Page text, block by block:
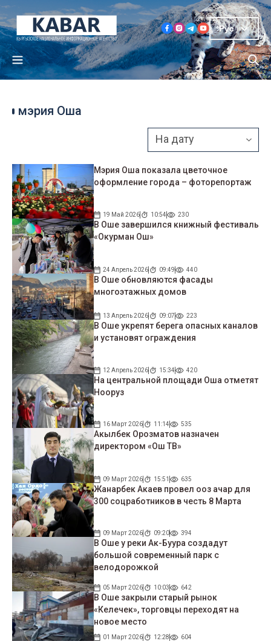
Рус
мэрия Оша
Мэрия Оша показала цветочное
оформление города – фоторепортаж
19 Май 2026 10:54 230
В Оше завершился книжный фестиваль
«Окурман Ош»
24 Апрель 2026 09:49 440
В Оше обновляются фасады
многоэтажных домов
13 Апрель 2026 09:07 223
В Оше укрепят берега опасных каналов
и установят ограждения
12 Апрель 2026 15:34 420
На центральной площади Оша отметят
Нооруз
16 Март 2026 11:14 535
Акылбек Орозматов назначен
директором «Ош ТВ»
09 Март 2026 15:51 635
Жанарбек Акаев провел ооз ачар для
300 соцработников в честь 8 Марта
09 Март 2026 09:20 394
В Оше у реки Ак-Буура создадут
большой современный парк с
велодорожкой
05 Март 2026 10:03 642
В Оше закрыли старый рынок
«Келечек», торговцы переходят на
новое место
01 Март 2026 12:28 604